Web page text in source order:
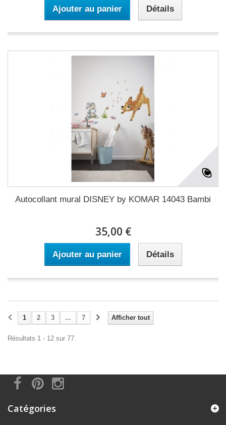
Ajouter au panier Détails
Autocollant mural DISNEY by KOMAR 14043 Bambi
35,00 €
Ajouter au panier Détails
Afficher tout
1 2 3 ... 7
Résultats 1 - 12 sur 77.
Catégories